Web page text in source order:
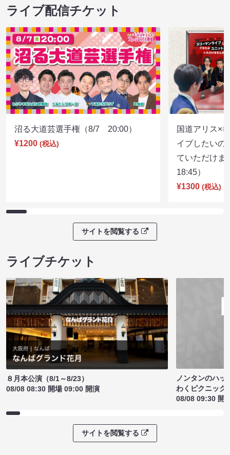
ライブ配信チケット
沼る大道芸選手権（8/7 20:00）
¥1200 (税込)
国道アリス×
イブしたいの
ていただけ
18:45）
¥1300 (税込)
サイトを閲覧する
ライブチケット
８月本公演（8/1～8/23）
08/08 08:30 開場 09:00 開演
ノンタンのハッ
わくピクニック
08/08 09:30 開
サイトを閲覧する